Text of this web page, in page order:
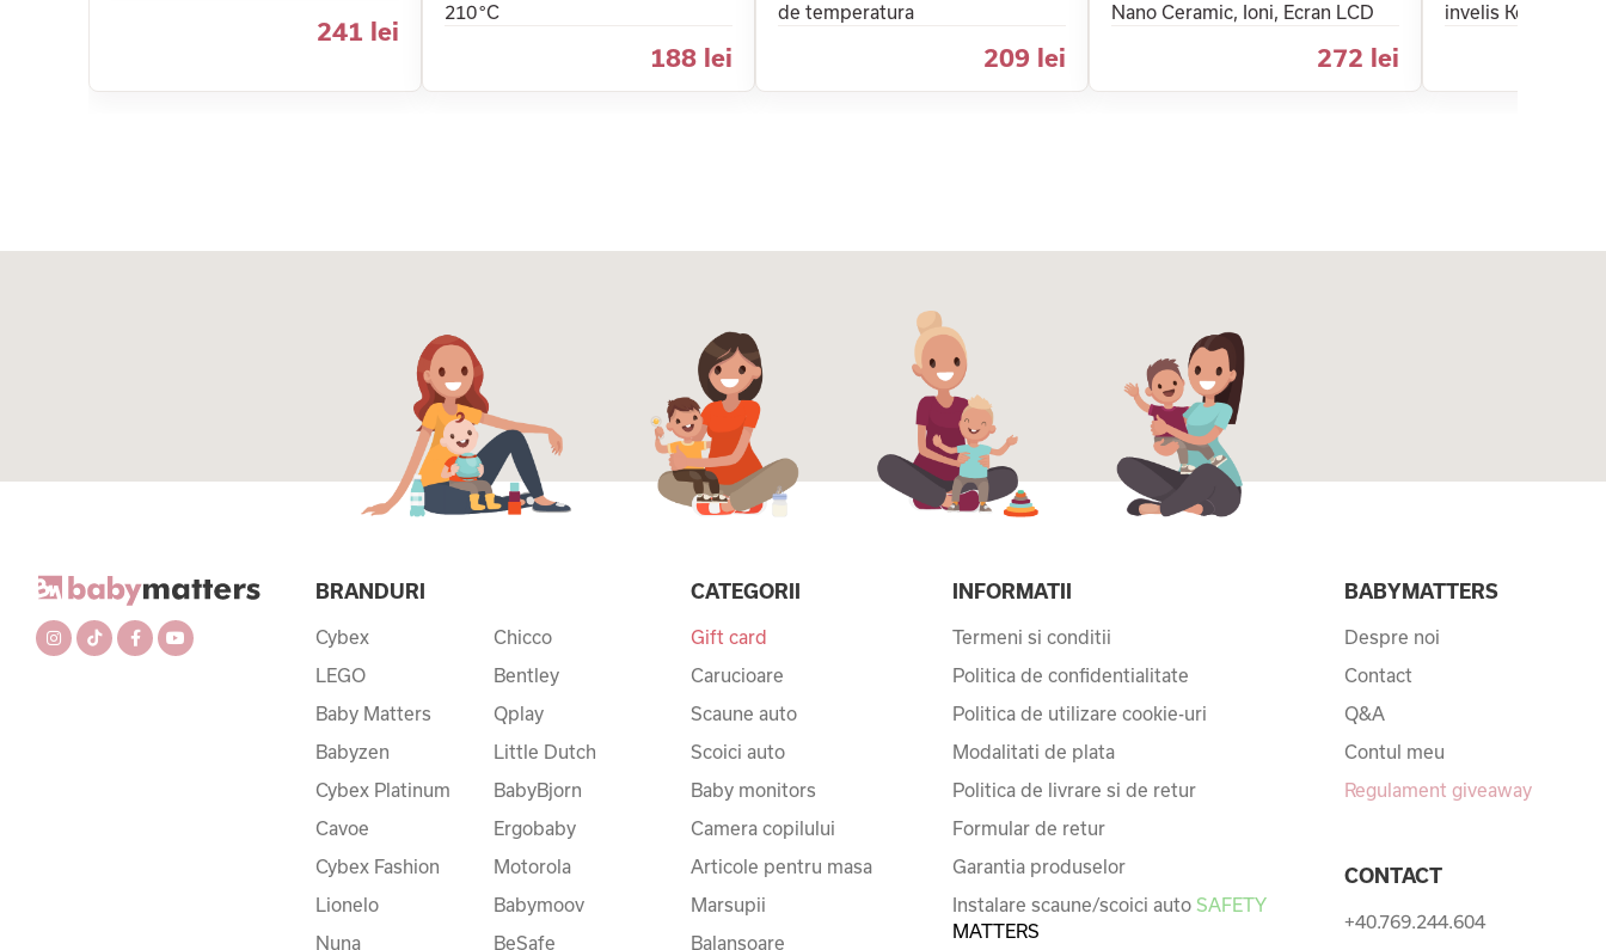
241 lei
210 °C
188 lei
de temperatura
209 lei
Nano Ceramic, Ioni, Ecran LCD
272 lei
invelis Keratin
BRANDURI
Cybex
LEGO
Baby Matters
Babyzen
Cybex Platinum
Cavoe
Cybex Fashion
Lionelo
Nuna
Chicco
Bentley
Qplay
Little Dutch
BabyBjorn
Ergobaby
Motorola
Babymoov
BeSafe
CATEGORII
Gift card
Carucioare
Scaune auto
Scoici auto
Baby monitors
Camera copilului
Articole pentru masa
Marsupii
Balansoare
INFORMATII
Termeni si conditii
Politica de confidentialitate
Politica de utilizare cookie-uri
Modalitati de plata
Politica de livrare si de retur
Formular de retur
Garantia produselor
Instalare scaune/scoici auto SAFETY
MATTERS
BABYMATTERS
Despre noi
Contact
Q&A
Contul meu
Regulament giveaway
CONTACT
+40.769.244.604